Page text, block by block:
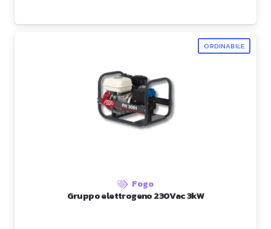
ORDINABILE
Fogo
Gruppo elettrogeno 230Vac 3kW